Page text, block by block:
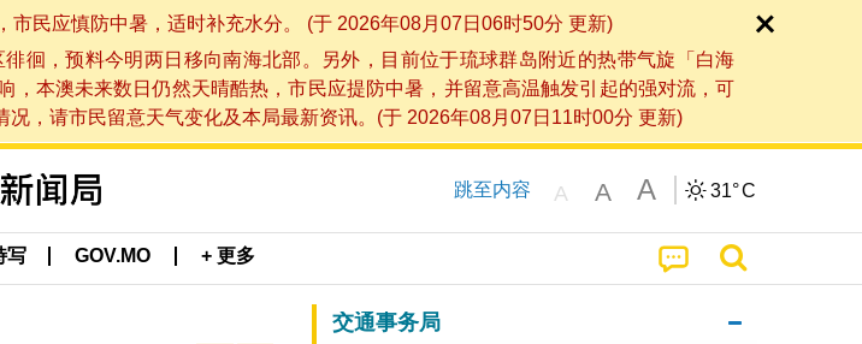
民应慎防中暑，适时补充水分。 (于 2026年08月07日06时50分 更新)
徊，预料今明两日移向南海北部。另外，目前位于琉球群岛附近的热带气旋「白海
本澳未来数日仍然天晴酷热，市民应提防中暑，并留意高温触发引起的强对流，可
，请市民留意天气变化及本局最新资讯。(于 2026年08月07日11时00分 更新)
跳至内容 A A A 31°C
写 GOV.MO + 更多
交通事务局